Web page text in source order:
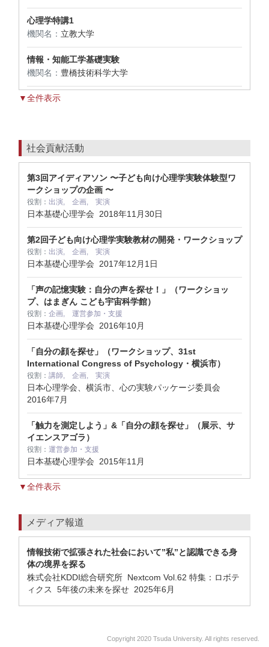
心理学特講1
機関名： 立教大学
情報・知能工学基礎実験
機関名： 豊橋技術科学大学
▼全件表示
社会貢献活動
第3回アイディアソン 〜子ども向け心理学実験体験型ワ
ークショップの企画 〜
役割： 出演, 企画, 実演
日本基礎心理学会 2018年11月30日
第2回子ども向け心理学実験教材の開発・ワークショップ
役割： 出演, 企画, 実演
日本基礎心理学会 2017年12月1日
「声の記憶実験：自分の声を探せ！」（ワークショッ
プ、はまぎん こども宇宙科学館）
役割： 企画, 運営参加・支援
日本基礎心理学会 2016年10月
「自分の顔を探せ」（ワークショップ、31st
International Congress of Psychology・横浜市）
役割： 講師, 企画, 実演
日本心理学会、横浜市、心の実験パッケージ委員会
2016年7月
「触力を測定しよう」&「自分の顔を探せ」（展示、サ
イエンスアゴラ）
役割： 運営参加・支援
日本基礎心理学会 2015年11月
▼全件表示
メディア報道
情報技術で拡張された社会において”私”と認識できる身
体の境界を探る
株式会社KDDI総合研究所 Nextcom Vol.62 特集：ロボテ
ィクス 5年後の未来を探せ 2025年6月
Copyright 2020 Tsuda University. All rights reserved.